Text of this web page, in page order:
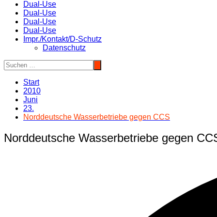
Dual-Use
Dual-Use
Dual-Use
Dual-Use
Impr./Kontakt/D-Schutz
Datenschutz
Start
2010
Juni
23.
Norddeutsche Wasserbetriebe gegen CCS
Norddeutsche Wasserbetriebe gegen